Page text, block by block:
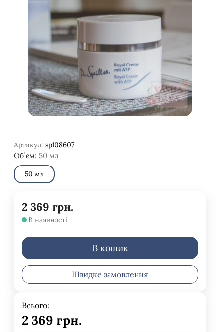
Артикул: sp108607
Об`єм: 50 мл
50 мл
2 369 грн.
В наявності
В кошик
Швидке замовлення
Всього:
2 369 грн.